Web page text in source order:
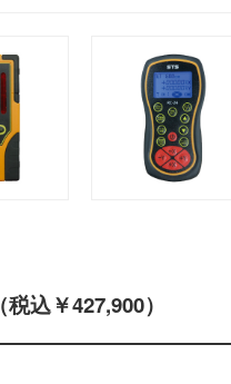
（税込￥427,900）